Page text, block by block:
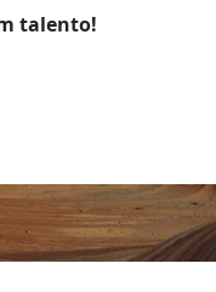
talento!